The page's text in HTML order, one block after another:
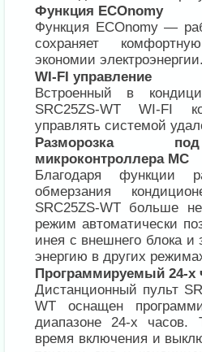
Функция ECOnomy
Функция ECOnomy —
сохраняет
экономии электроэнергии.
WI-FI управление
Встроенный в
SRC25ZS-WT WI-FI
управлять системой
Разморозка
микроконтроллера MC
Благодаря функции
обмерзания
SRC25ZS-WT больше
режим автоматически
инея с внешнего блока и
энергию в других
Программируемый 24-х
Дистанционный пульт
WT оснащен
диапазоне 24-х часов.
время включения и